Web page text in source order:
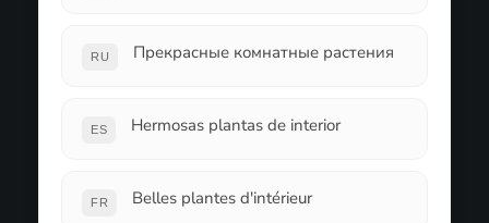
RU Прекрасные комнатные растения
ES Hermosas plantas de interior
FR Belles plantes d'intérieur